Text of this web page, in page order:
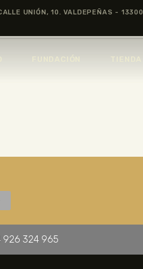
UNIÓN, 10. VALDEPEÑAS - 13300
926 324 965